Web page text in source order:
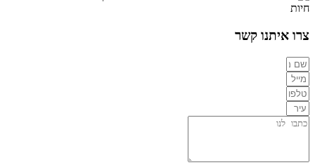
צרו איתנו קשר